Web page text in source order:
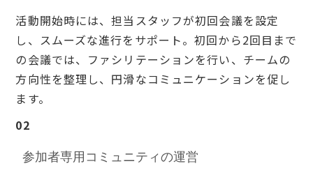
活動開始時には、担当スタッフが初回会議を設定
し、スムーズな進行をサポート。初回から2回目まで
の会議では、ファシリテーションを行い、チームの
方向性を整理し、円滑なコミュニケーションを促し
ます。
02
参加者専用コミュニティの運営